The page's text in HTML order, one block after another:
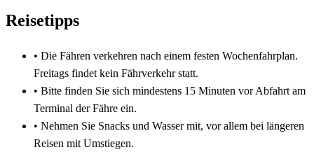
Reisetipps
• Die Fähren verkehren nach einem festen Wochenfahrplan.
Freitags findet kein Fährverkehr statt.
• Bitte finden Sie sich mindestens 15 Minuten vor Abfahrt am
Terminal der Fähre ein.
• Nehmen Sie Snacks und Wasser mit, vor allem bei längeren
Reisen mit Umstiegen.